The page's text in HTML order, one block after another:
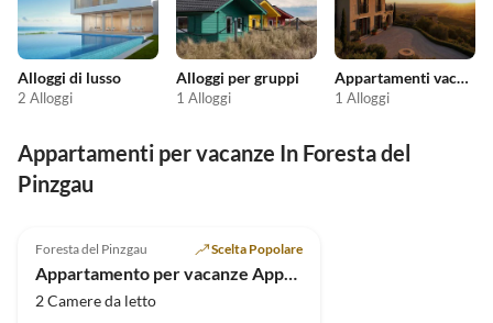
Alloggi di lusso
2 Alloggi
Alloggi per gruppi
1 Alloggi
Appartamenti vacanze economici
1 Alloggi
Appartamenti per vacanze In Foresta del
Pinzgau
Foresta del Pinzgau Scelta Popolare
Appartamento per vacanze Appartamento Edelweiss
2 Camere da letto